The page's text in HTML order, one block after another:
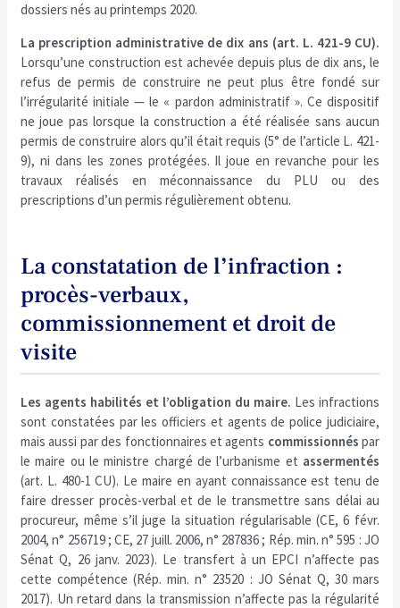
dossiers nés au printemps 2020.
La prescription administrative de dix ans (art. L. 421-9 CU).
Lorsqu’une construction est achevée depuis plus de dix ans, le
refus de permis de construire ne peut plus être fondé sur
l’irrégularité initiale — le « pardon administratif ». Ce dispositif
ne joue pas lorsque la construction a été réalisée sans aucun
permis de construire alors qu’il était requis (5° de l’article L. 421-
9), ni dans les zones protégées. Il joue en revanche pour les
travaux réalisés en méconnaissance du PLU ou des
prescriptions d’un permis régulièrement obtenu.
La constatation de l’infraction :
procès-verbaux,
commissionnement et droit de
visite
Les agents habilités et l’obligation du maire. Les infractions
sont constatées par les officiers et agents de police judiciaire,
mais aussi par des fonctionnaires et agents commissionnés par
le maire ou le ministre chargé de l’urbanisme et assermentés
(art. L. 480-1 CU). Le maire en ayant connaissance est tenu de
faire dresser procès-verbal et de le transmettre sans délai au
procureur, même s’il juge la situation régularisable (CE, 6 févr.
2004, n° 256719 ; CE, 27 juill. 2006, n° 287836 ; Rép. min. n° 595 : JO
Sénat Q, 26 janv. 2023). Le transfert à un EPCI n’affecte pas
cette compétence (Rép. min. n° 23520 : JO Sénat Q, 30 mars
2017). Un retard dans la transmission n’affecte pas la régularité